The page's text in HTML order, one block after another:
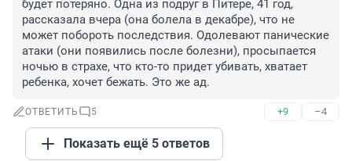
будет потеряно. Одна из подруг в Питере, 41 год,
рассказала вчера (она болела в декабре), что не
может побороть последствия. Одолевают панические
атаки (они появились после болезни), просыпается
ночью в страхе, что кто-то придет убивать, хватает
ребенка, хочет бежать. Это же ад.
ОТВЕТИТЬ 5 +9 –4
Показать ещё 5 ответов